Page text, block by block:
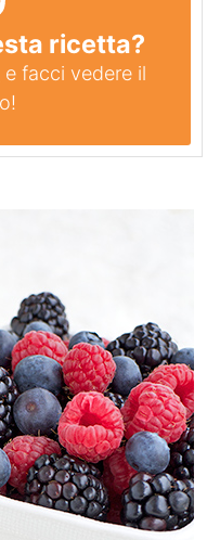
ricetta?
e facci vedere il